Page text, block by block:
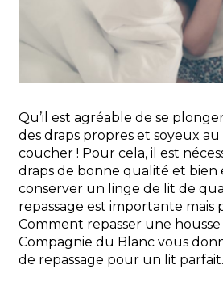
Qu’il est agréable de se
des draps propres et soyeux
coucher ! Pour cela, il est
draps de bonne qualité et
conserver un linge de lit de
repassage est importante mais
Comment repasser une
Compagnie du Blanc vous
de repassage pour un lit parfait.